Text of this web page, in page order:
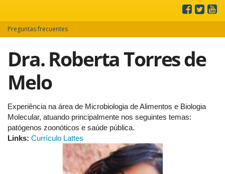
Preguntas frecuentes
Dra. Roberta Torres de
Melo
Experiência na área de Microbiologia de Alimentos e Biologia
Molecular, atuando principalmente nos seguintes temas:
patógenos zoonóticos e saúde pública.
Links: Currículo Lattes